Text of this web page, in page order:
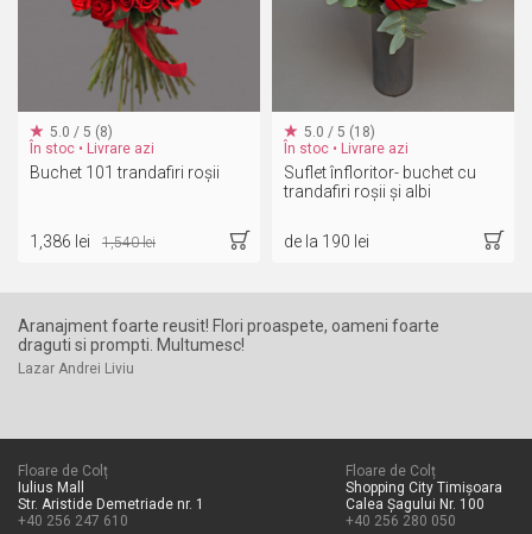
5.0 / 5 (8)
În stoc • Livrare azi
Buchet 101 trandafiri roșii
1,386 lei 1,540 lei
5.0 / 5 (18)
În stoc • Livrare azi
Suflet înfloritor- buchet cu
trandafiri roșii și albi
de la 190 lei
Aranajment foarte reusit! Flori proaspete, oameni foarte
draguti si prompti. Multumesc!
Lazar Andrei Liviu
Floare de Colț
Iulius Mall
Str. Aristide Demetriade nr. 1
+40 256 247 610
Floare de Colț
Shopping City Timișoara
Calea Șagului Nr. 100
+40 256 280 050